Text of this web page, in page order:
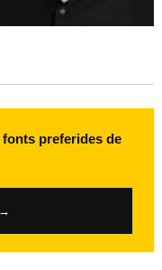
preferides de